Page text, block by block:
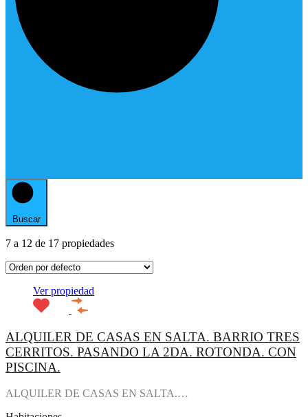
Buscar
7 a 12 de 17 propiedades
Ver propiedad
ALQUILER DE CASAS EN SALTA. BARRIO TRES
CERRITOS. PASANDO LA 2DA. ROTONDA. CON
PISCINA.
ALQUILER DE CASAS EN SALTA.…